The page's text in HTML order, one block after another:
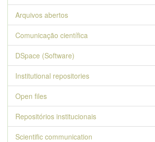
Arquivos abertos
Comunicação científica
DSpace (Software)
Institutional repositories
Open files
Repositórios institucionais
Scientific communication